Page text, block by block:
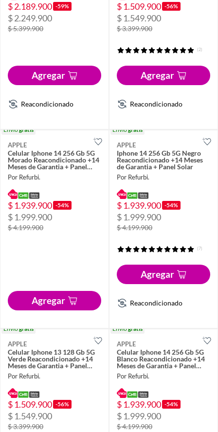
$ 2.189.900 -59%
$ 2.249.900
$ 5.399.900
Agregar
Reacondicionado
$ 1.509.900 -56%
$ 1.549.900
$ 3.399.900
(2)
Agregar
Reacondicionado
Envíogratis
APPLE
Celular Iphone 14 256 Gb 5G
Morado Reacondicionado +14
Meses de Garantia + Panel
Solar
Por Refurbi.
$ 1.939.900 -54%
$ 1.999.900
$ 4.199.900
Agregar
Envíogratis
APPLE
Iphone 14 256 Gb 5G Negro
Reacondicionado +14 Meses
de Garantia + Panel Solar
Por Refurbi.
$ 1.939.900 -54%
$ 1.999.900
$ 4.199.900
(7)
Agregar
Reacondicionado
Envíogratis
APPLE
Celular Iphone 13 128 Gb 5G
Verde Reacondicionado +14
Meses de Garantia + Panel
Solar
Por Refurbi.
$ 1.509.900 -56%
$ 1.549.900
$ 3.399.900
Envíogratis
APPLE
Celular Iphone 14 256 Gb 5G
Blanco Reacondicionado +14
Meses de Garantia + Panel
Solar
Por Refurbi.
$ 1.939.900 -54%
$ 1.999.900
$ 4.199.900